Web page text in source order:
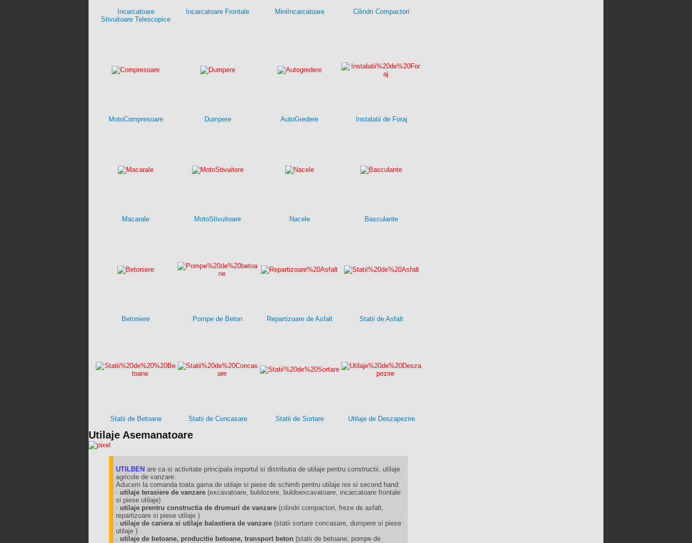
Incarcatoare
Stivuitoare Telescopice
Incarcatoare Frontale MiniIncarcatoare Cilindri Compactori
MotoCompresoare Dumpere AutoGredere Instalatii de Foraj
Macarale MotoStivuitoare Nacele Basculante
Betoniere Pompe de Beton Repartizoare de Asfalt Statii de Asfalt
Statii de Betoane Statii de Concasare Statii de Sortare Utilaje de Deszapezire
Utilaje Asemanatoare
UTILBEN are ca si activitate principala importul si distributia de utilaje pentru constructii, utilaje
agricole de vanzare.
Aducem la comanda toata gama de utilaje si piese de schimb pentru utilaje noi si second hand:
· utilaje terasiere de vanzare (excavatoare, buldozere, buldoexcavatoare, incarcatoare frontale
si piese utilaje)
· utilaje prentru constructia de drumuri de vanzare (cilindri compactori, freze de asfalt,
repartizoare si piese utilaje )
· utilaje de cariera si utilaje balastiera de vanzare (statii sortare concasare, dumpere si piese
utilaje )
· utilaje de betoane, producitie betoane, transport beton (statii de betoane, pompe de